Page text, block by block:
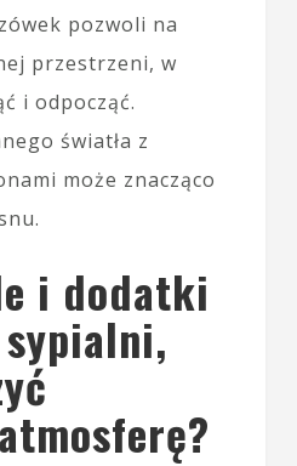
pozwoli na
przestrzeni, w
i odpocząć.
światła z
może znacząco
i dodatki